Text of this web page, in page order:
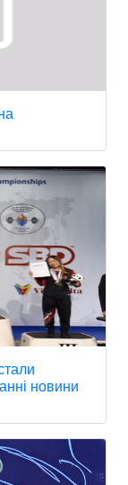
новини